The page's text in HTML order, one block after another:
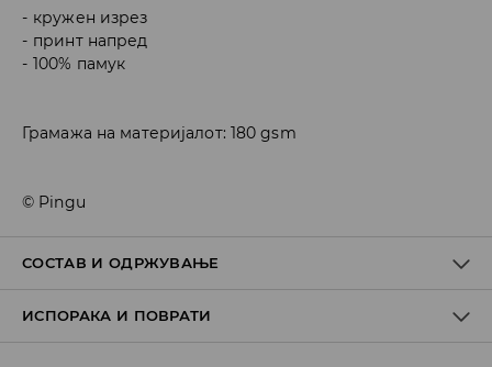
кружен изрез
принт напред
100% памук
Грамажа на материјалот: 180 gsm
© Pingu
СОСТАВ И ОДРЖУВАЊЕ
100% ПАМУК
ИСПОРАКА И ПОВРАТИ